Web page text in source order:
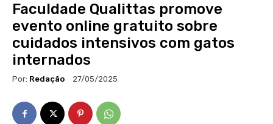
Faculdade Qualittas promove
evento online gratuito sobre
cuidados intensivos com gatos
internados
Por: Redação 27/05/2025